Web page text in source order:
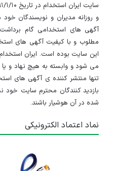
و روزانه مدیران و نویسندگان
آگهی های استخدامی گام
مطلوب و با کیفیت آگهی های
این سایت بوده است. ایران
می شود و وابسته به هیچ نهاد و
تنها منتشر کننده ی آگهی های
بازدید کنندگان محترم سایت
شده در آن هوشیار باشند.
نماد اعتماد الکترونیکی